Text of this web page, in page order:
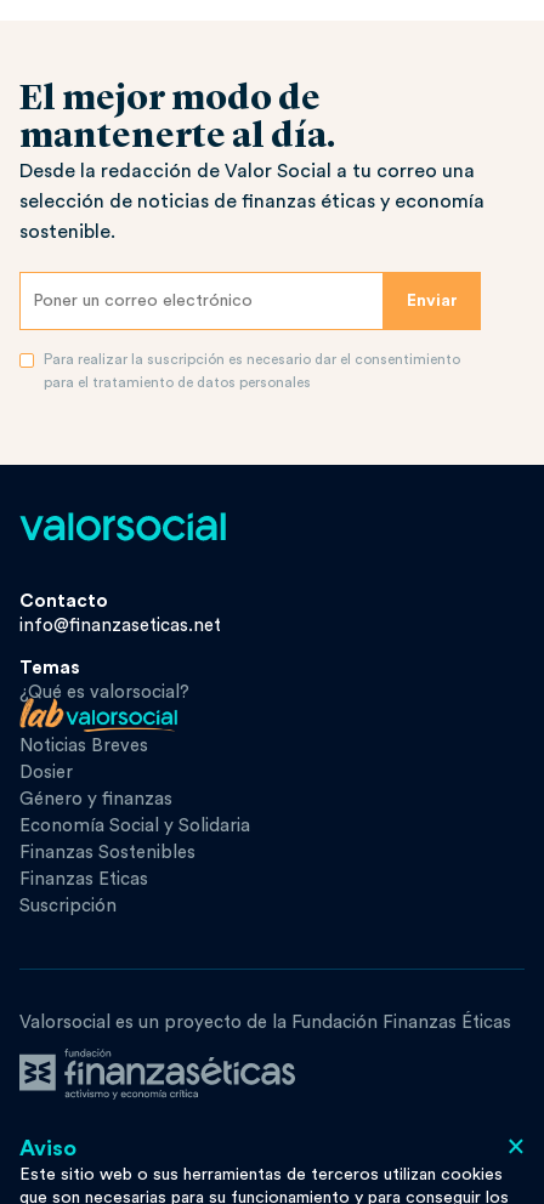
El mejor modo de
mantenerte al día.
Desde la redacción de Valor Social a tu correo una
selección de noticias de finanzas éticas y economía
sostenible.
Para realizar la suscripción es necesario dar el consentimiento
para el tratamiento de datos personales
Contacto
info@finanzaseticas.net
Temas
¿Qué es valorsocial?
Noticias Breves
Dosier
Género y finanzas
Economía Social y Solidaria
Finanzas Sostenibles
Finanzas Eticas
Suscripción
Valorsocial es un proyecto de la Fundación Finanzas Éticas
Síguenos ×
Aviso
Este sitio web o sus herramientas de terceros utilizan cookies
que son necesarias para su funcionamiento y para conseguir los